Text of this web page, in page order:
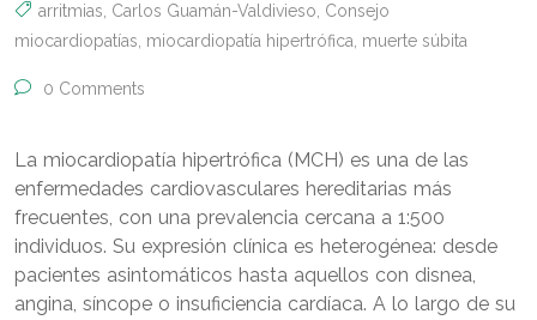
arritmias, Carlos Guamán-Valdivieso, Consejo
miocardiopatías, miocardiopatía hipertrófica, muerte súbita
0 Comments
La miocardiopatía hipertrófica (MCH) es una de las
enfermedades cardiovasculares hereditarias más
frecuentes, con una prevalencia cercana a 1:500
individuos. Su expresión clínica es heterogénea: desde
pacientes asintomáticos hasta aquellos con disnea,
angina, síncope o insuficiencia cardíaca. A lo largo de su